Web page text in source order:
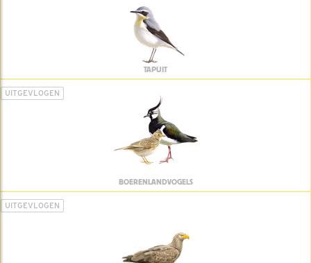
TAPUIT
UITGEVLOGEN
BOERENLANDVOGELS
UITGEVLOGEN